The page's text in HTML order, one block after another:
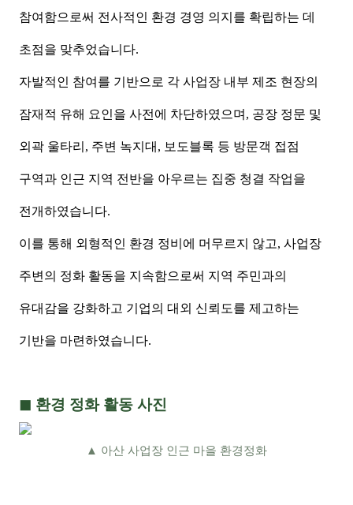
참여함으로써 전사적인 환경 경영 의지를 확립하는 데
초점을 맞추었습니다.
자발적인 참여를 기반으로 각 사업장 내부 제조 현장의
잠재적 유해 요인을 사전에 차단하였으며, 공장 정문 및
외곽 울타리, 주변 녹지대, 보도블록 등 방문객 접점
구역과 인근 지역 전반을 아우르는 집중 청결 작업을
전개하였습니다.
이를 통해 외형적인 환경 정비에 머무르지 않고, 사업장
주변의 정화 활동을 지속함으로써 지역 주민과의
유대감을 강화하고 기업의 대외 신뢰도를 제고하는
기반을 마련하였습니다.
◼ 환경 정화 활동 사진
▲ 아산 사업장 인근 마을 환경정화